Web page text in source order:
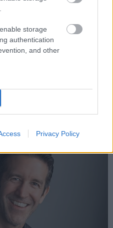
storage
authentication
and other
Privacy Policy